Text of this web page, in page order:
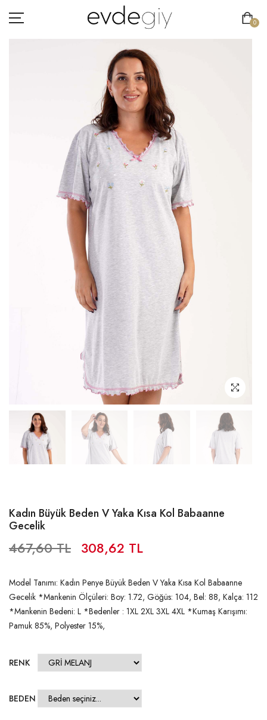
0
HAKKIMIZDA
Kadın Büyük Beden V Yaka Kısa Kol Babaanne
Gecelik
467,60 TL 308,62 TL
Model Tanımı: Kadın Penye Büyük Beden V Yaka Kısa Kol Babaanne
Gecelik *Mankenin Ölçüleri: Boy: 1.72, Göğüs: 104, Bel: 88, Kalça: 112
*Mankenin Bedeni: L *Bedenler : 1XL 2XL 3XL 4XL *Kumaş Karışımı:
Pamuk 85%, Polyester 15%,
RENK
BEDEN